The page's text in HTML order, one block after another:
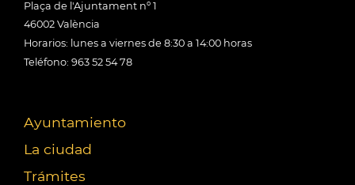
Plaça de l'Ajuntament nº 1
46002 València
Horarios: lunes a viernes de 8:30 a 14:00 horas
Teléfono: 963 52 54 78
Ayuntamiento
La ciudad
Trámites